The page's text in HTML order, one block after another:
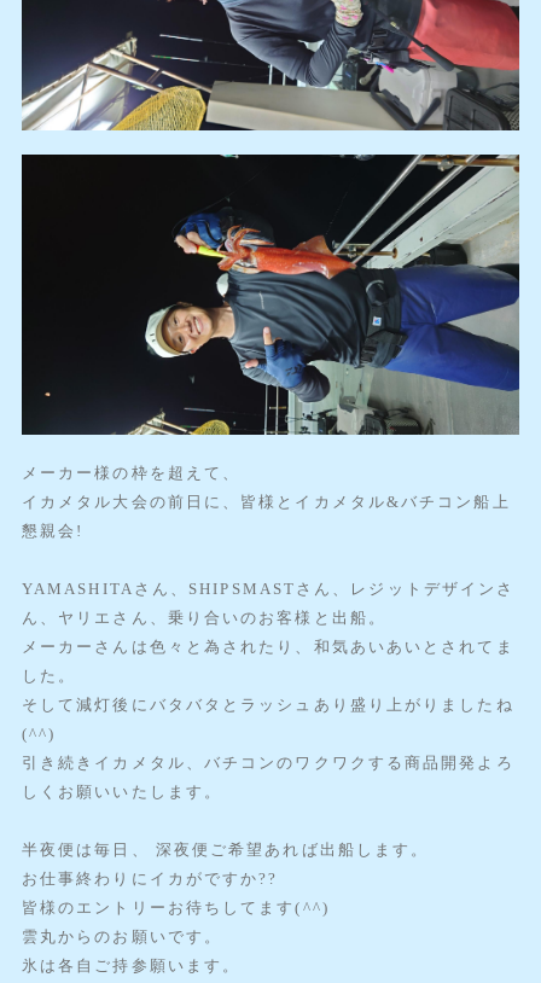
メーカー様の枠を超えて、
イカメタル大会の前日に、皆様とイカメタル&バチコン船上
懇親会!
YAMASHITAさん、SHIPSMASTさん、レジットデザインさ
ん、ヤリエさん、乗り合いのお客様と出船。
メーカーさんは色々と為されたり、和気あいあいとされてま
した。
そして減灯後にバタバタとラッシュあり盛り上がりましたね
(^^)
引き続きイカメタル、バチコンのワクワクする商品開発よろ
しくお願いいたします。
半夜便は毎日、 深夜便ご希望あれば出船します。
お仕事終わりにイカがですか??
皆様のエントリーお待ちしてます(^^)
雲丸からのお願いです。
氷は各自ご持参願います。